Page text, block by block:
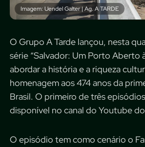
Imagem: Uendel Galter | Ag. A TARDE
O Grupo A Tarde lançou, nesta
série “Salvador: Um Porto Aberto
abordar a história e a riqueza
homenagem aos 474 anos da
Brasil. O primeiro de três
disponível no canal do Youtube
O episódio tem como cenário o